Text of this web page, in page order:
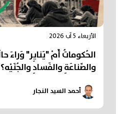
الأربعاء 5 آب 2026
الحُكوماتُ أَمْ "يَنايِر" وَراءَ
والصِّناعَةِ والفَسادِ والجُنَيْه؟
أحمد السيد النجار